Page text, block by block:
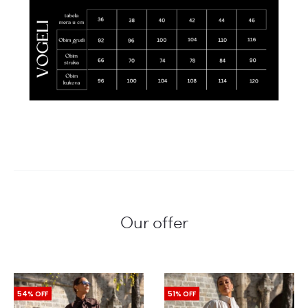
Our offer
54% OFF 51% OFF